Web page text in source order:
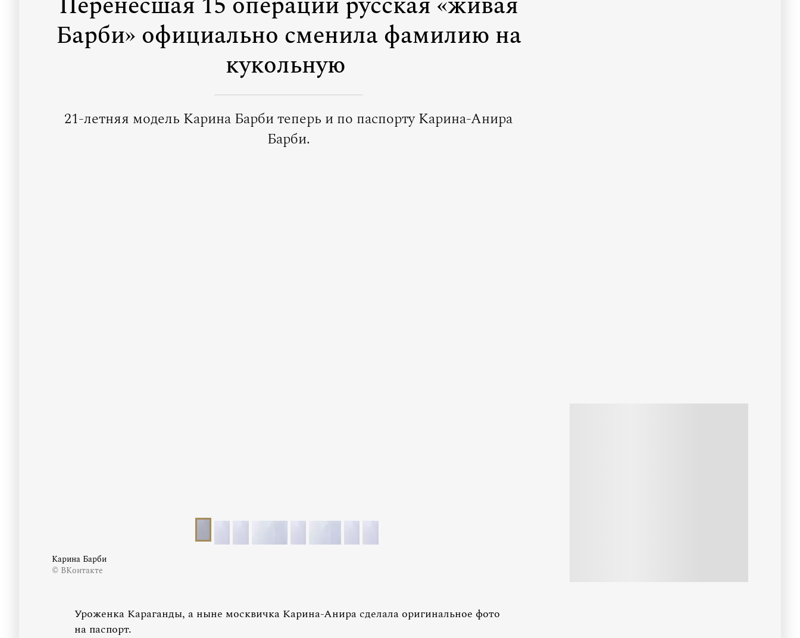
Барби» официально сменила фамилию на
кукольную
21-летняя модель Карина Барби теперь и по паспорту Карина-Анира
Барби.
Карина Барби
© ВКонтакте
Уроженка Караганды, а ныне москвичка Карина-Анира сделала оригинальное фото
на паспорт.